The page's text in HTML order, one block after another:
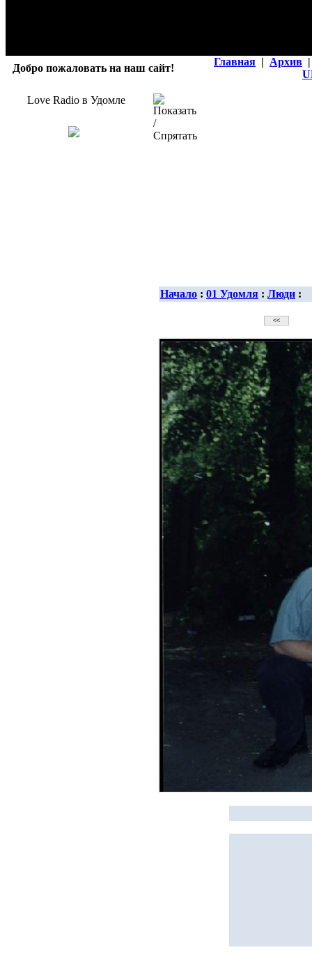
Добро пожаловать на наш сайт!
Главная | Архив |
Love Radio в Удомле
Начало : 01 Удомля : Люди :